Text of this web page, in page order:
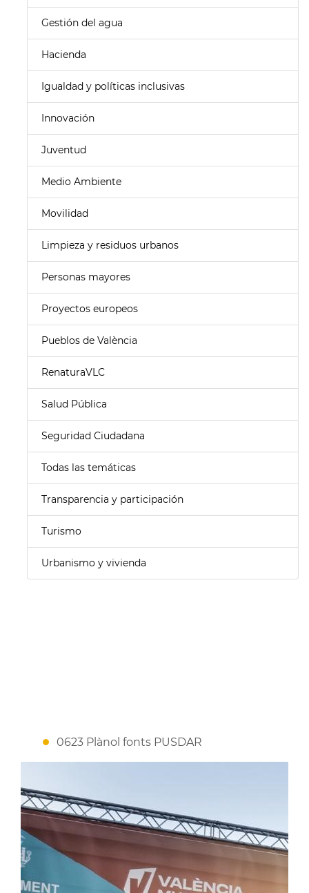
Gestión del agua
Hacienda
Igualdad y políticas inclusivas
Innovación
Juventud
Medio Ambiente
Movilidad
Limpieza y residuos urbanos
Personas mayores
Proyectos europeos
Pueblos de València
RenaturaVLC
Salud Pública
Seguridad Ciudadana
Todas las temáticas
Transparencia y participación
Turismo
Urbanismo y vivienda
0623 Plànol fonts PUSDAR